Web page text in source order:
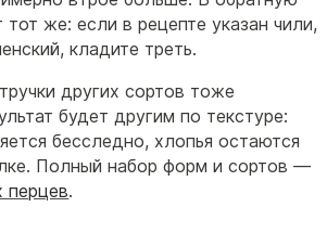
тот же: если в рецепте указан чили,
кладите треть.
других сортов тоже
будет другим по текстуре:
бесследно, хлопья остаются
Полный набор форм и сортов —
перцев.